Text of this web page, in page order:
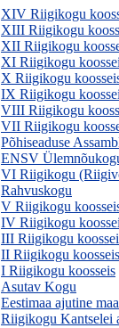
XIV Riigikogu
XIII Riigikogu
XII Riigikogu
XI Riigikogu
X Riigikogu
IX Riigikogu
VIII Riigikogu
VII Riigikogu
Põhiseaduse
ENSV
VI Riigikogu
Rahvuskogu
V Riigikogu
IV Riigikogu
III Riigikogu
II Riigikogu koosseis
I Riigikogu koosseis
Asutav Kogu
Eestimaa ajutine
Riigikogu Kantselei